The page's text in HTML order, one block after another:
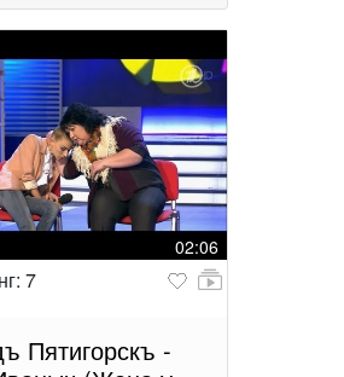
02:06
Пятигорскъ -